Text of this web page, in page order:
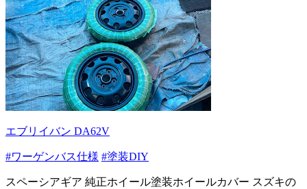
エブリイバン DA62V
#ワーゲンバス仕様 #塗装DIY
スペーシアギア 純正ホイール塗装ホイールカバー スズキの